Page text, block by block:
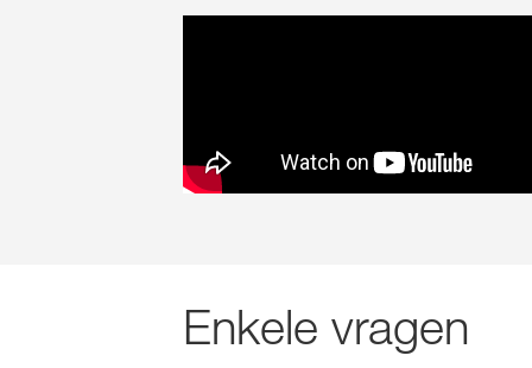
Enkele vragen